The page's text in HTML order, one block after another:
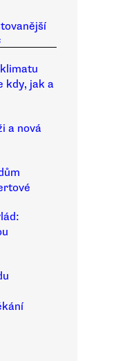
kdy, jak a
a nová